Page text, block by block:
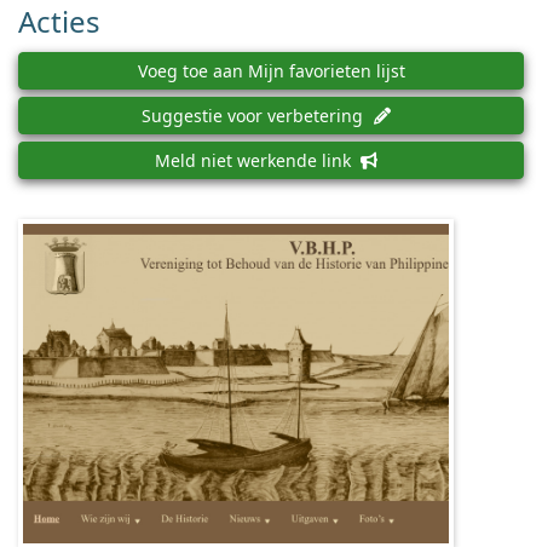
Acties
Voeg toe aan Mijn favorieten lijst
Suggestie voor verbetering
Meld niet werkende link